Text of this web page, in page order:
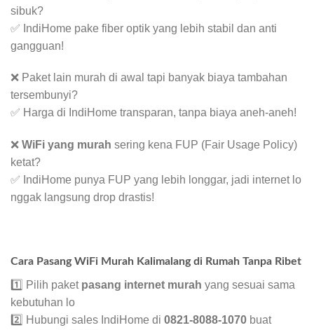
sibuk?
✅ IndiHome pake fiber optik yang lebih stabil dan anti
gangguan!
❌ Paket lain murah di awal tapi banyak biaya tambahan
tersembunyi?
✅ Harga di IndiHome transparan, tanpa biaya aneh-aneh!
❌ WiFi yang murah sering kena FUP (Fair Usage Policy)
ketat?
✅ IndiHome punya FUP yang lebih longgar, jadi internet lo
nggak langsung drop drastis!
Cara Pasang WiFi Murah Kalimalang di Rumah Tanpa Ribet
1️⃣ Pilih paket pasang internet murah yang sesuai sama
kebutuhan lo
2️⃣ Hubungi sales IndiHome di 0821-8088-1070 buat